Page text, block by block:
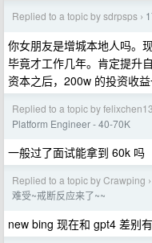
Replied to a topic by sdrpsps ›
你女朋友是增城本地人吗。
毕竟才工作几年。肯定提升
资本之后，200w 的投资收
Replied to a topic by
Platform Engineer - 40-70K
一般过了面试能拿到 60k 吗
Replied to a topic by Crawping ›
难受~戒断反应来了~~
new bing 现在和 gpt4 差别